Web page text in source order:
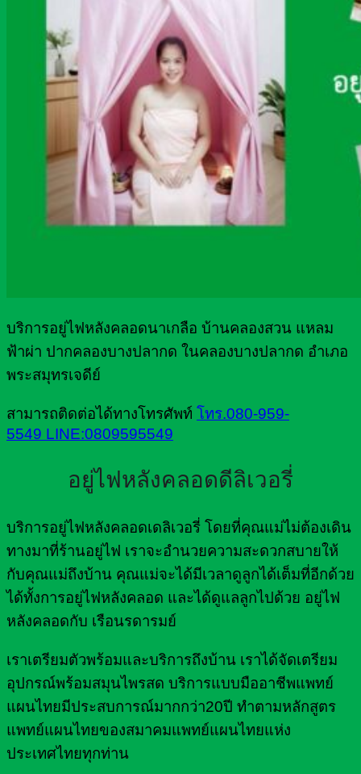
บริการอยู่ไฟหลังคลอดนาเกลือ บ้านคลองสวน แหลม
ฟ้าผ่า ปากคลองบางปลากด ในคลองบางปลากด อำเภอ
พระสมุทรเจดีย์
สามารถติดต่อได้ทางโทรศัพท์ โทร.080-959-
5549 LINE:0809595549
อยู่ไฟหลังคลอดดีลิเวอรี่
บริการอยู่ไฟหลังคลอดเดลิเวอรี่ โดยที่คุณแม่ไม่ต้องเดิน
ทางมาที่ร้านอยู่ไฟ เราจะอำนวยความสะดวกสบายให้
กับคุณแม่ถึงบ้าน คุณแม่จะได้มีเวลาดูลูกได้เต็มที่อีกด้วย
ได้ทั้งการอยู่ไฟหลังคลอด และได้ดูแลลูกไปด้วย อยู่ไฟ
หลังคลอดกับ เรือนรดารมย์
เราเตรียมตัวพร้อมและบริการถึงบ้าน เราได้จัดเตรียม
อุปกรณ์พร้อมสมุนไพรสด บริการแบบมืออาชีพแพทย์
แผนไทยมีประสบการณ์มากกว่า20ปี ทำตามหลักสูตร
แพทย์แผนไทยของสมาคมแพทย์แผนไทยแห่ง
ประเทศไทยทุกท่าน